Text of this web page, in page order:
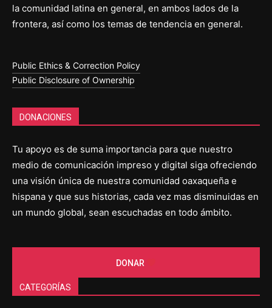
la comunidad latina en general, en ambos lados de la
frontera, así como los temas de tendencia en general.
Public Ethics & Correction Policy
Public Disclosure of Ownership
DONACIONES
Tu apoyo es de suma importancia para que nuestro
medio de comunicación impreso y digital siga ofreciendo
una visión única de nuestra comunidad oaxaqueña e
hispana y que sus historias, cada vez mas disminuidas en
un mundo global, sean escuchadas en todo ámbito.
DONAR
CATEGORÍAS